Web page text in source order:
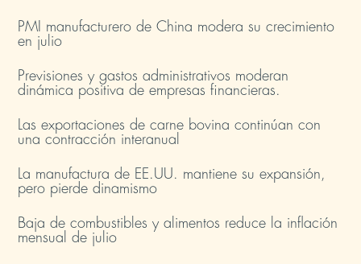
PMI manufacturero de China modera su crecimiento
en julio​
Previsiones y gastos administrativos moderan
dinámica positiva de empresas financieras​.
Las exportaciones de carne bovina continúan con
una contracción interanual
La manufactura de EE.UU. mantiene su expansión,
pero pierde dinamismo
Baja de combustibles y alimentos reduce la inflación
mensual de julio​